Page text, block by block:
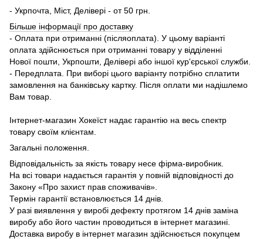
- Укрпочта, Міст, Делівері - от 50 грн.
Більше інформації про доставку
- Оплата при отриманні (післяоплата). У цьому варіанті
оплата здійснюється при отриманні товару у відділенні
Нової пошти, Укрпошти, Делівері або іншої кур'єрської служби.
- Передплата. При виборі цього варіанту потрібно сплатити
замовлення на банківську картку. Після оплати ми надішлемо
Вам товар.
Інтернет-магазин Хокеїст надає гарантію на весь спектр
товару своїм клієнтам.
Загальні положення.
Відповідальність за якість товару несе фірма-виробник.
На всі товари надається гарантія у повній відповідності до
Закону «Про захист прав споживачів».
Термін гарантії встановлюється 14 днів.
У разі виявлення у виробі дефекту протягом 14 днів заміна
виробу або його частин проводиться в інтернет магазині.
Доставка виробу в інтернет магазин здійснюється покупцем